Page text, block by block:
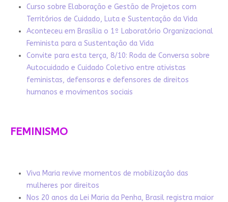
Curso sobre Elaboração e Gestão de Projetos com
Territórios de Cuidado, Luta e Sustentação da Vida
Aconteceu em Brasília o 1º Laboratório Organizacional
Feminista para a Sustentação da Vida
Convite para esta terça, 8/10: Roda de Conversa sobre
Autocuidado e Cuidado Coletivo entre ativistas
feministas, defensoras e defensores de direitos
humanos e movimentos sociais
FEMINISMO
Viva Maria revive momentos de mobilização das
mulheres por direitos
Nos 20 anos da Lei Maria da Penha, Brasil registra maior